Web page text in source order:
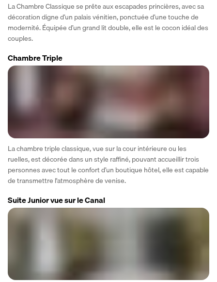
La Chambre Classique se prête aux escapades princières, avec sa
décoration digne d’un palais vénitien, ponctuée d’une touche de
modernité. Équipée d’un grand lit double, elle est le cocon idéal des
couples.
Chambre Triple
La chambre triple classique, vue sur la cour intérieure ou les
ruelles, est décorée dans un style raffiné, pouvant accueillir trois
personnes avec tout le confort d’un boutique hôtel, elle est capable
de transmettre l'atmosphère de venise.
Suite Junior vue sur le Canal